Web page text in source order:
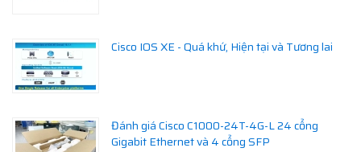
Cisco IOS XE - Quá khứ, Hiện tại và Tương lai
Đánh giá Cisco C1000-24T-4G-L 24 cổng
Gigabit Ethernet và 4 cổng SFP